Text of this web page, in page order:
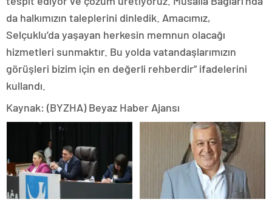
da halkımızın taleplerini dinledik. Amacımız,
Selçuklu’da yaşayan herkesin memnun olacağı
hizmetleri sunmaktır. Bu yolda vatandaşlarımızın
görüşleri bizim için en değerli rehberdir” ifadelerini
kullandı.
Kaynak: (BYZHA) Beyaz Haber Ajansı